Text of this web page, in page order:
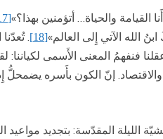
القيامة والحياة… أتؤمنين بهذا؟»[17]
الله الآتي إِلى العالم»[18]
.
فنفهمُ المعنى الأَسمى
إنّ الكون بأَسره يضمحلُّ
الليلة المقدّسة: بتجديد مواعيد